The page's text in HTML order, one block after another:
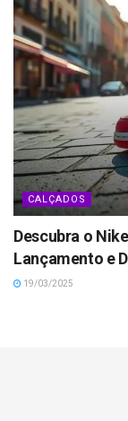
CALÇADOS
Descubra o
Lançamento e
19/03/2025